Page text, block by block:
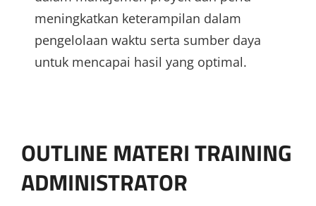
meningkatkan keterampilan dalam
pengelolaan waktu serta sumber daya
untuk mencapai hasil yang optimal.
OUTLINE MATERI TRAINING
ADMINISTRATOR